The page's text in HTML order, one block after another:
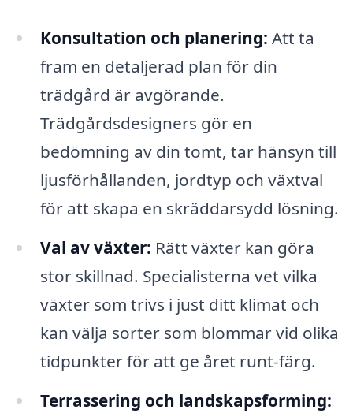
Konsultation och planering: Att ta
fram en detaljerad plan för din
trädgård är avgörande.
Trädgårdsdesigners gör en
bedömning av din tomt, tar hänsyn till
ljusförhållanden, jordtyp och växtval
för att skapa en skräddarsydd lösning.
Val av växter: Rätt växter kan göra
stor skillnad. Specialisterna vet vilka
växter som trivs i just ditt klimat och
kan välja sorter som blommar vid olika
tidpunkter för att ge året runt-färg.
Terrassering och landskapsforming: